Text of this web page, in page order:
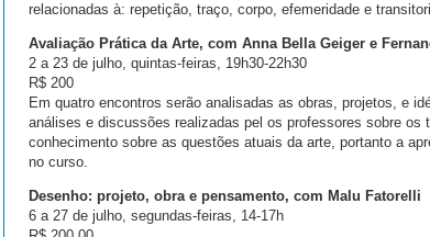
relacionadas à: repetição, traço, corpo, efemeridade e
Avaliação Prática da Arte, com Anna Bella Geiger e
2 a 23 de julho, quintas-feiras, 19h30-22h30
R$ 200
Em quatro encontros serão analisadas as obras, projetos, e
análises e discussões realizadas pel os professores sobre os
conhecimento sobre as questões atuais da arte, portanto a
no curso.
Desenho: projeto, obra e pensamento, com Malu Fatorelli
6 a 27 de julho, segundas-feiras, 14-17h